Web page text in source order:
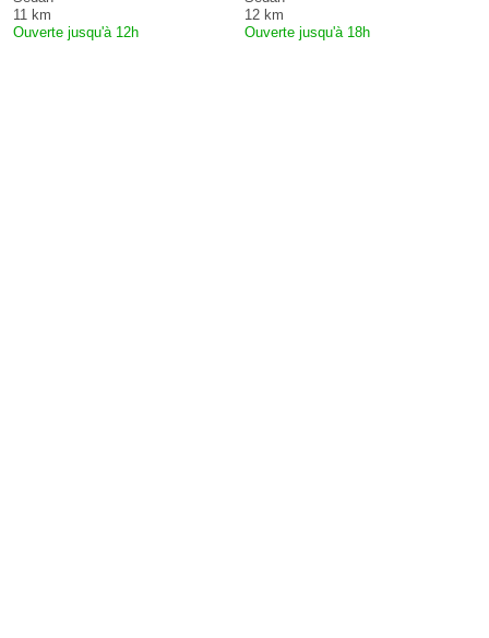
11 km
Ouverte jusqu'à 12h
12 km
Ouverte jusqu'à 18h